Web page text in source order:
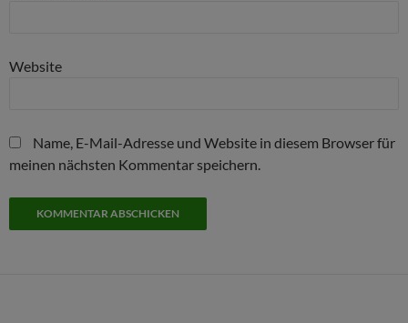
Website
Name, E-Mail-Adresse und Website in diesem Browser für
meinen nächsten Kommentar speichern.